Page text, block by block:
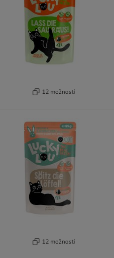
12 možností
12 možností